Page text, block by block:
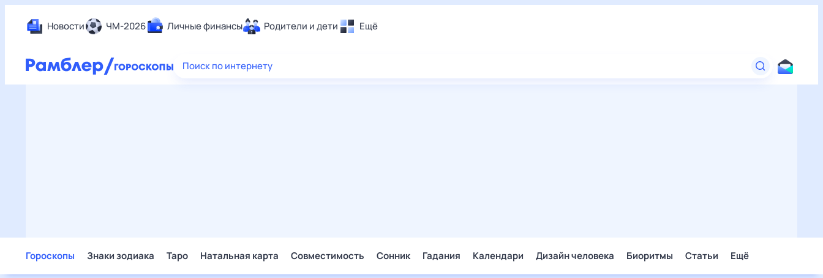
Новости ЧМ-2026 Личные финансы Родители и дети Ещё
Еда
Поиск по интернету
Гороскопы Знаки зодиака Таро Натальная карта Совместимость Сонник Гадания Календари Дизайн человека Биоритмы Статьи Ещё